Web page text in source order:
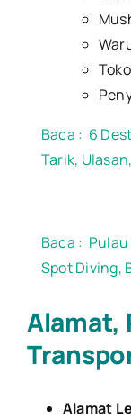
Baca : 6
Tarik,
Baca : Pulau
Spot Diving,
Alamat,
Alamat